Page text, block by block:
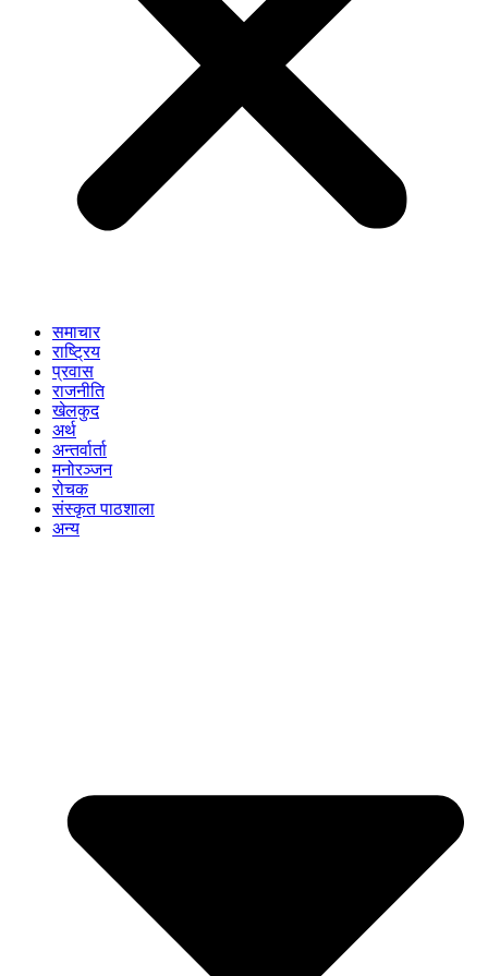
समाचार
राष्ट्रिय
प्रवास
राजनीति
खेलकुद
अर्थ
अन्तर्वार्ता
मनोरञ्जन
रोचक
संस्कृत पाठशाला
अन्य